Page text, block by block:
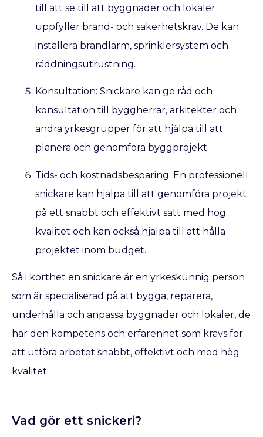
till att se till att byggnader och lokaler
uppfyller brand- och säkerhetskrav. De kan
installera brandlarm, sprinklersystem och
räddningsutrustning.
Konsultation: Snickare kan ge råd och
konsultation till byggherrar, arkitekter och
andra yrkesgrupper för att hjälpa till att
planera och genomföra byggprojekt.
Tids- och kostnadsbesparing: En professionell
snickare kan hjälpa till att genomföra projekt
på ett snabbt och effektivt sätt med hög
kvalitet och kan också hjälpa till att hålla
projektet inom budget.
Så i korthet en snickare är en yrkeskunnig person
som är specialiserad på att bygga, reparera,
underhålla och anpassa byggnader och lokaler, de
har den kompetens och erfarenhet som krävs för
att utföra arbetet snabbt, effektivt och med hög
kvalitet.
Vad gör ett snickeri?